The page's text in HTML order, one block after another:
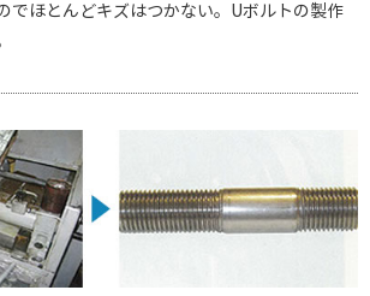
でほとんどキズはつかない。Uボルトの製作